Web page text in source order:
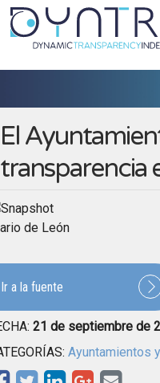
El
transparencia
de León
Ir a la fuente
21 de septiembre de
Ayuntamientos